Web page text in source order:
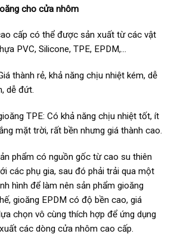
cho cửa nhôm
cấp có thể được sản xuất từ các vật
PVC, Silicone, TPE, EPDM,…
thành rẻ, khả năng chịu nhiệt kém, dễ
dễ đứt.
TPE: Có khả năng chịu nhiệt tốt, ít
mặt trời, rất bền nhưng giá thành cao.
phẩm có nguồn gốc từ cao su thiên
các phụ gia, sau đó phải trải qua một
hình để làm nên sản phẩm gioăng
gioăng EPDM có độ bền cao, giá
chọn vô cùng thích hợp để ứng dụng
các dòng cửa nhôm cao cấp.